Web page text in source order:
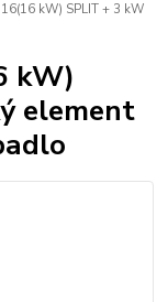
kW) SPLIT + 3 kW
kW)
element